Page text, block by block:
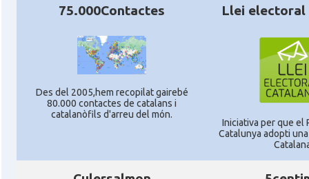
75.000Contactes
Des del 2005,hem recopilat gairebé
80.000 contactes de catalans i
catalanòfils d'arreu del món.
Llei electoral
Iniciativa per que el
Catalunya adopti